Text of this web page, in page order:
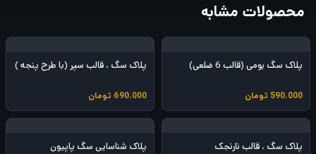
محصولات مشابه
پلاک سگ بومی (قالب 6 ضلعی)
590.000 تومان
پلاک سگ ، قالب سپر (با طرح پنجه )
690.000 تومان
پلاک سگ ، قالب نارنجک پلاک شناسایی سگ پاپیون